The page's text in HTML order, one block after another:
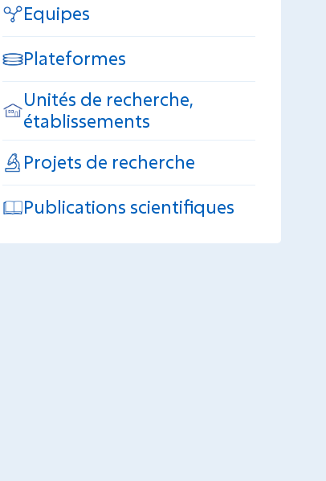
Equipes
Plateformes
Unités de recherche,
établissements
Projets de recherche
Publications scientifiques